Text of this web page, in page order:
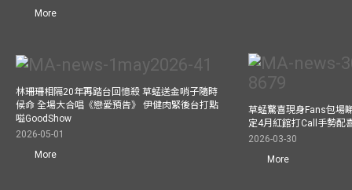
More
林珊珊相隔20年再踏台回憶殺 草蜢送金哨子隨時
候命 全場大合唱《戀愛預告》 伊健肉緊後台打點
嗌GoodShow
2026-05-01
More
草蜢驚喜現身Fans包場
定4月紅館打Call手勢配
2026-03-30
More